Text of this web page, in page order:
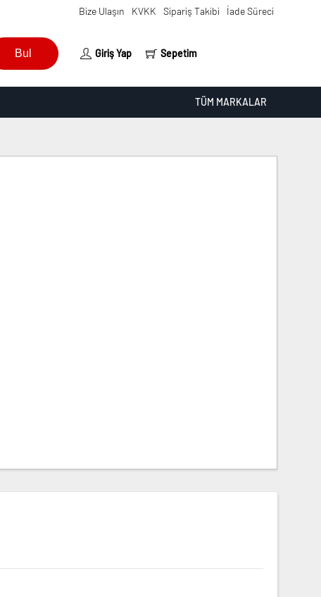
Bize Ulaşın KVKK Sipariş Takibi İade Süreci
Bul Giriş Yap Sepetim
TÜM MARKALAR